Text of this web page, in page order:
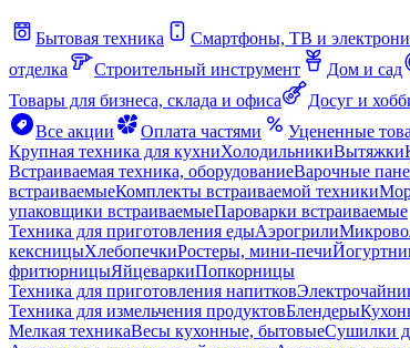
Бытовая техника Смартфоны, ТВ и
отделка
Строительный инструмент Дом и сад
Товары для бизнеса, склада и офиса
Досуг и
Все акции
Оплата частями Уцененные
Крупная техника для кухниХолодильникиВытяжки
Встраиваемая техника, оборудованиеВарочные
встраиваемыеКомплекты встраиваемой техники
упаковщики встраиваемыеПароварки встраиваемые
Техника для приготовления едыАэрогрили
кексницыХлебопечкиРостеры, мини-печи
фритюрницыЯйцеваркиПопкорницы
Техника для приготовления напитков
Техника для измельчения продуктовБлендеры
Мелкая техникаВесы кухонные, бытовыеСушилки